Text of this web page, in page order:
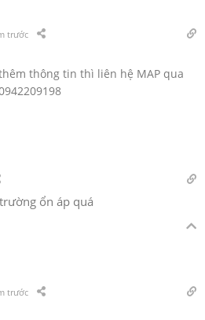
trước
thông tin thì liên hệ MAP qua
ổn áp quá
trước